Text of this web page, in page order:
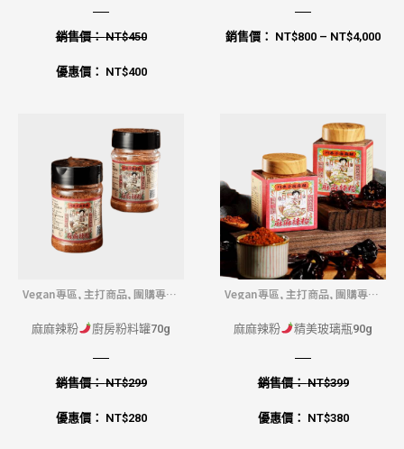
銷售價：NT$450
優惠價： NT$400
銷售價： NT$800 – NT$4,000
Vegan專區, 主打商品, 團購專區
宅配商品, 宅配常溫
麻麻辣粉 廚房粉料罐70g
銷售價：NT$299
優惠價： NT$280
Vegan專區, 主打商品, 團購專區
宅配商品, 宅配常溫
麻麻辣粉 精美玻璃瓶90g
銷售價：NT$399
優惠價： NT$380